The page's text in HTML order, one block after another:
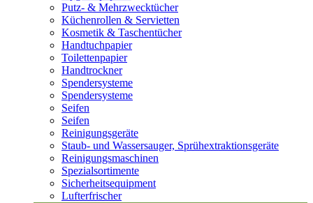
Putz- & Mehrzwecktücher
Küchenrollen & Servietten
Kosmetik & Taschentücher
Handtuchpapier
Toilettenpapier
Handtrockner
Spendersysteme
Spendersysteme
Seifen
Seifen
Reinigungsgeräte
Staub- und Wassersauger, Sprühextraktionsgeräte
Reinigungsmaschinen
Spezialsortimente
Sicherheitsequipment
Lufterfrischer